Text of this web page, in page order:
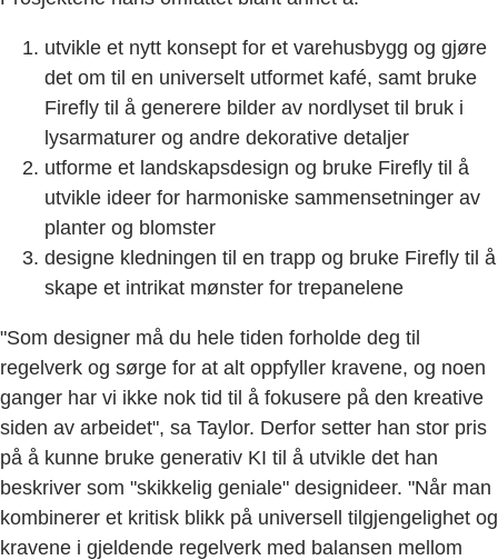
utvikle et nytt konsept for et varehusbygg og gjøre
det om til en universelt utformet kafé, samt bruke
Firefly til å generere bilder av nordlyset til bruk i
lysarmaturer og andre dekorative detaljer
utforme et landskapsdesign og bruke Firefly til å
utvikle ideer for harmoniske sammensetninger av
planter og blomster
designe kledningen til en trapp og bruke Firefly til å
skape et intrikat mønster for trepanelene
"Som designer må du hele tiden forholde deg til
regelverk og sørge for at alt oppfyller kravene, og noen
ganger har vi ikke nok tid til å fokusere på den kreative
siden av arbeidet", sa Taylor. Derfor setter han stor pris
på å kunne bruke generativ KI til å utvikle det han
beskriver som "skikkelig geniale" designideer. "Når man
kombinerer et kritisk blikk på universell tilgjengelighet og
kravene i gjeldende regelverk med balansen mellom